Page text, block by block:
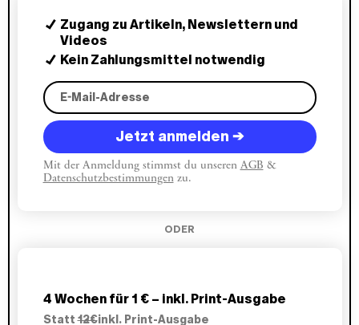
Zugang zu Artikeln, Newslettern und
Videos
Kein Zahlungsmittel notwendig
Jetzt anmelden →
Mit der Anmeldung stimmst du unseren AGB &
Datenschutzbestimmungenzu.
ODER
4 Wochen für 1 € – inkl. Print-Ausgabe
Statt12€inkl. Print-Ausgabe